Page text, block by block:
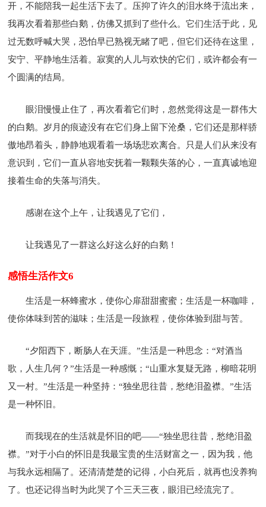
开，不能陪我一起生活下去了。压抑了许久的泪水终于流出来，
我再次看着那些白鹅，仿佛又抓到了些什么。它们生活于此，见
过无数呼喊大哭，恐怕早已熟视无睹了吧，但它们还待在这里，
安宁、平静地生活着。寂寞的人儿与欢快的它们，或许都会有一
个圆满的结局。
眼泪慢慢止住了，再次看着它们时，忽然觉得这是一群伟大
的白鹅。岁月的痕迹没有在它们身上留下沧桑，它们还是那样骄
傲地昂着头，静静地观看着一场场悲欢离合。只是人们从来没有
意识到，它们一直从容地安抚着一颗颗失落的心，一直真诚地迎
接着生命的失落与消失。
感谢在这个上午，让我遇见了它们，
让我遇见了一群这么好这么好的白鹅！
感悟生活作文6
生活是一杯蜂蜜水，使你心扉甜甜蜜蜜；生活是一杯咖啡，
使你体味到苦的滋味；生活是一段旅程，使你体验到甜与苦。
“夕阳西下，断肠人在天涯。”生活是一种思念：“对酒当
歌，人生几何？”生活是一种感慨；“山重水复疑无路，柳暗花明
又一村。”生活是一种坚持：“独坐思往昔，愁绝泪盈襟。”生活
是一种怀旧。
而我现在的生活就是怀旧的吧——“独坐思往昔，愁绝泪盈
襟。”对于小白的怀旧是我最宝贵的生活财富之一，因为我，他
与我永远相隔了。还清清楚楚的记得，小白死后，就再也没养狗
了。也还记得当时为此哭了个三天三夜，眼泪已经流完了。